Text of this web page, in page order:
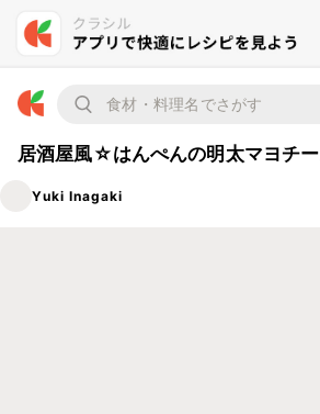
居酒屋風☆はんぺんの明太マヨチ
Yuki Inagaki